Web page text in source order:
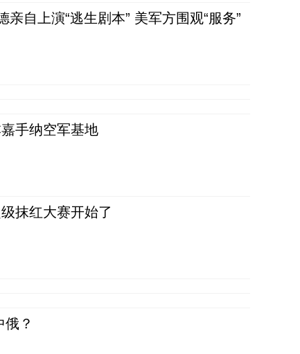
亲自上演“逃生剧本” 美军方围观“服务”
手纳空军基地
抹红大赛开始了
？